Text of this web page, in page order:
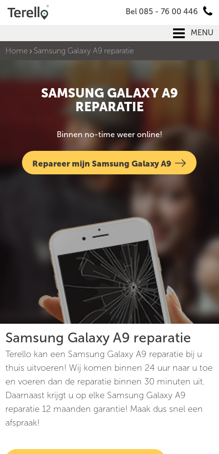
Bel 085 - 76 00 446
MENU
Home
Samsung Galaxy A9 reparatie
SAMSUNG GALAXY A9
REPARATIE
Binnen no-time weer online!
Repareer mijn Samsung Galaxy A9
Samsung Galaxy A9 reparatie
Terello kan een Samsung Galaxy A9 reparatie bij u
thuis uitvoeren! Wij komen binnen 24 uur naar u toe
en voeren dan de reparatie binnen 30 minuten uit.
Daarnaast krijgt u op elke Samsung Galaxy A9
reparatie 12 maanden garantie! Maak dus snel een
afspraak!